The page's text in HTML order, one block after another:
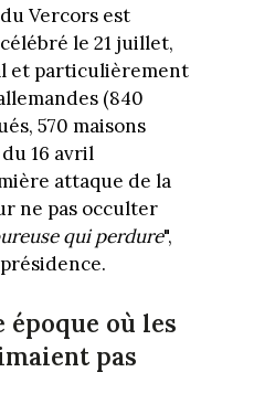
Vercors est
le 21 juillet,
et particulièrement
(840
570 maisons
16 avril
attaque de la
ne pas occulter
qui perdure",
époque où les
pas